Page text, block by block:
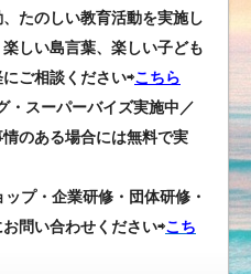
たのしい教育活動を実施し
しい島言葉、楽しい子ども
ご相談ください⇨こちら
・スーパーバイズ実施中／
のある場合には無料で実
プ・企業研修・団体研修・
問い合わせください⇨こち